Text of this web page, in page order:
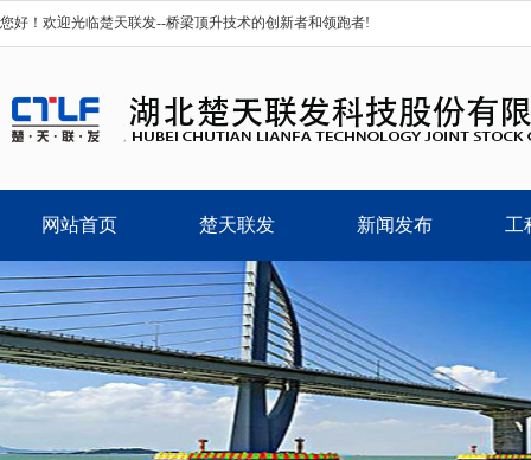
您好！欢迎光临楚天联发--桥梁顶升技术的创新者和领跑者!
网站首页 楚天联发 新闻发布 工